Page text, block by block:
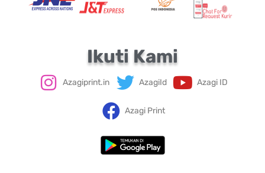
Ikuti Kami
Azagiprint.in AzagiId Azagi ID
Azagi Print